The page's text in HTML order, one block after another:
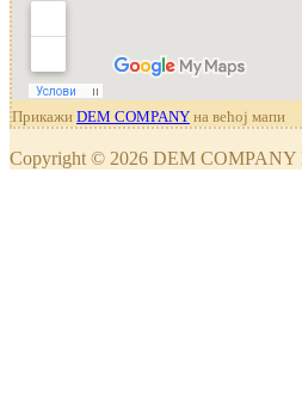
Прикажи DEM COMPANY на већој мапи
Copyright © 2026 DEM COMPANY